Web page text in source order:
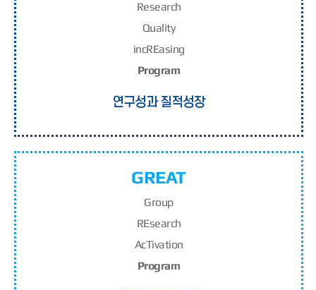
Research
Quality
incREasing
Program
연구성과 질적성장
GREAT
Group
REsearch
AcTivation
Program